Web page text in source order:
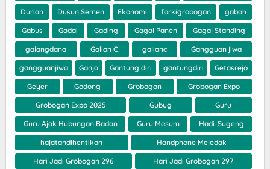
Durian Dusun Semen Ekonomi forkigrobogan gabah
Gabus Gadai Gading Gagal Panen Gagal Standing
galangdana Galian C galianc Gangguan jiwa
gangguanjiwa Ganja Gantung diri gantungdiri Getasrejo
Geyer Godong Grobogan Grobogan Expo
Grobogan Expo 2025 Gubug Guru
Guru Ajak Hubungan Badan Guru Mesum Hadi-Sugeng
hajatandihentikan Handphone Meledak
Hari Jadi Grobogan 296 Hari Jadi Grobogan 297